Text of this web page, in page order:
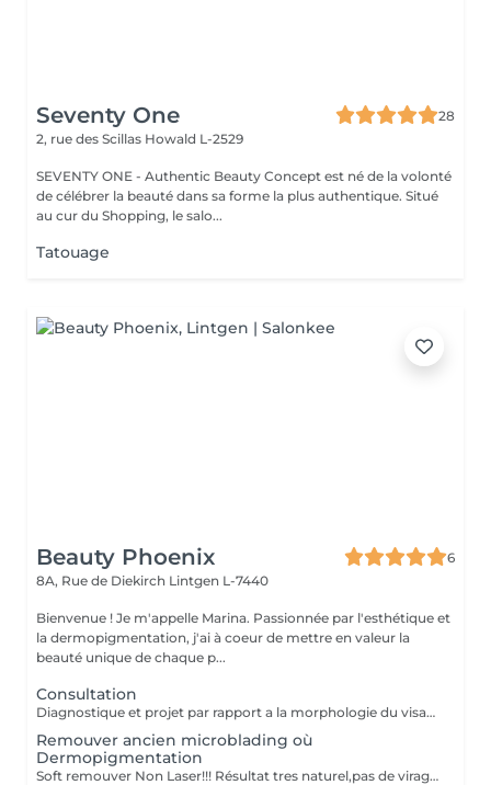
Seventy One
28
2, rue des Scillas Howald L-2529
SEVENTY ONE - Authentic Beauty Concept est né de la volonté
de célébrer la beauté dans sa forme la plus authentique. Situé
au cur du Shopping, le salo...
Tatouage
Beauty Phoenix
6
8A, Rue de Diekirch Lintgen L-7440
Bienvenue ! Je m'appelle Marina. Passionnée par l'esthétique et
la dermopigmentation, j'ai à coeur de mettre en valeur la
beauté unique de chaque p...
Consultation
Diagnostique et projet par rapport a la morphologie du visage.
Remouver ancien microblading où
Dermopigmentation
Soft remouver Non Laser!!! Résultat tres naturel,pas de virage de la couleur,diagnostique avant le traitement